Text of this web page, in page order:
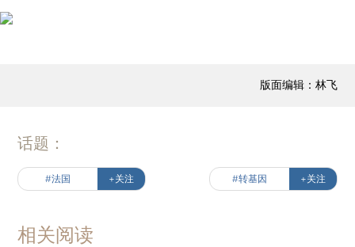
版面编辑：林飞
话题：
#法国 +关注 #转基因 +关注
相关阅读